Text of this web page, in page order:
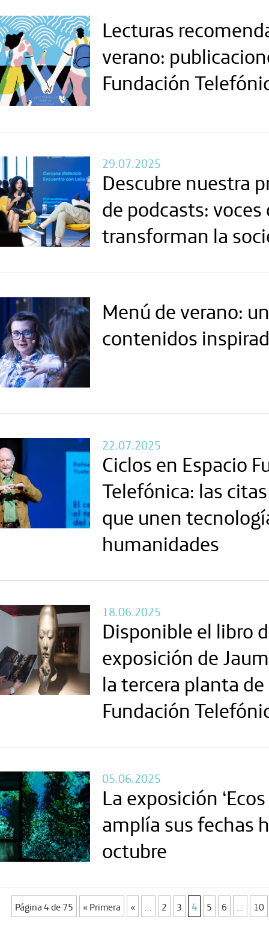
Lecturas
verano:
Fundación
29.07.2025
Descubre nuestra
de podcasts: voces
transforman la
Menú de verano:
contenidos
22.07.2025
Ciclos en Espacio
Telefónica: las
que unen
humanidades
18.06.2025
Disponible el libro
exposición de
la tercera planta
Fundación
05.06.2025
La exposición
amplía sus fechas
octubre
Página 4 de 75 « Primera « ... 2 3 4 5 6 ... 10